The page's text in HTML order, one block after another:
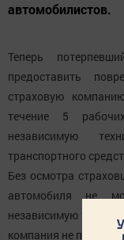
автомобилистов.
Теперь
предоставить
страховую
течение 5
независимую
транспортного
Без осмотра
автомобиля не
независимую
компания не примет